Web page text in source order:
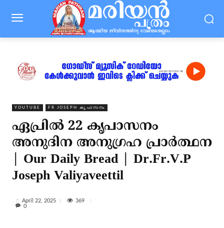
YOUTUBE FR JOSEPH കൃപാസനം
ഏപ്രിൽ 22 കൃപാസനം
അനുദിന അനുഗ്രഹ പ്രാർത്ഥന
| Our Daily Bread | Dr.Fr.V.P
Joseph Valiyaveettil
April 22, 2025
369
0